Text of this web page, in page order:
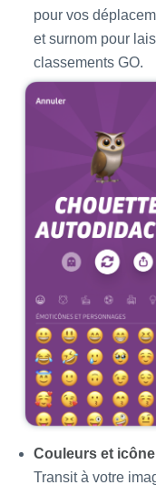
pour vos
et surnom pour
classements GO.
Couleurs et
Transit à votre